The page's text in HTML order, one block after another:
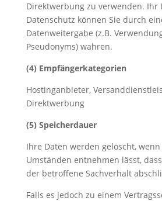
Direktwerbung zu verwenden. Ihr
Datenschutz können Sie durch
Datenweitergabe (z.B.
Pseudonyms) wahren.
(4) Empfängerkategorien
Hostinganbieter,
Direktwerbung
(5) Speicherdauer
Ihre Daten werden gelöscht,
Umständen entnehmen lässt,
der betroffene Sachverhalt
Falls es jedoch zu einem